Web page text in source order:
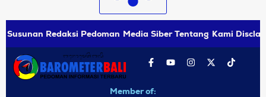
Susunan Redaksi Pedoman Media Siber Tentang Kami
Member of: